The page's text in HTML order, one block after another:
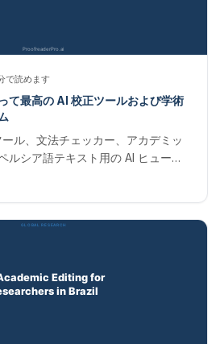
で読めます
て最高の AI 校正ツールおよび学術
ル、文法チェッカー、アカデミッ
ルシア語テキスト用の AI ヒューマ
よび Web of Science ジャーナル